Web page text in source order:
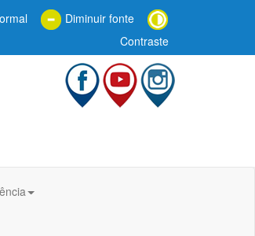
Diminuir fonte
Contraste